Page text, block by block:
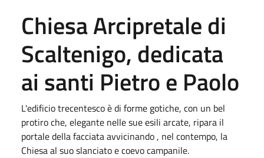
Chiesa Arcipretale di
Scaltenigo, dedicata
ai santi Pietro e Paolo
L'edificio trecentesco è di forme gotiche, con un bel
protiro che, elegante nelle sue esili arcate, ripara il
portale della facciata avvicinando , nel contempo, la
Chiesa al suo slanciato e coevo campanile.